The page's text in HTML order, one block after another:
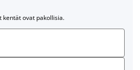
kentät ovat pakollisia.